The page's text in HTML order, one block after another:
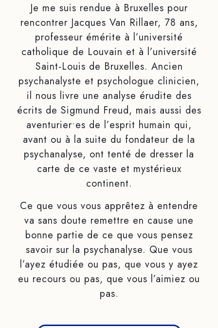
Je me suis rendue à Bruxelles pour
rencontrer Jacques Van Rillaer, 78 ans,
professeur émérite à l’université
catholique de Louvain et à l’université
Saint-Louis de Bruxelles. Ancien
psychanalyste et psychologue clinicien,
il nous livre une analyse érudite des
écrits de Sigmund Freud, mais aussi des
aventurier•es de l’esprit humain qui,
avant ou à la suite du fondateur de la
psychanalyse, ont tenté de dresser la
carte de ce vaste et mystérieux
continent.
Ce que vous vous apprêtez à entendre
va sans doute remettre en cause une
bonne partie de ce que vous pensez
savoir sur la psychanalyse. Que vous
l’ayez étudiée ou pas, que vous y ayez
eu recours ou pas, que vous l’aimiez ou
pas.